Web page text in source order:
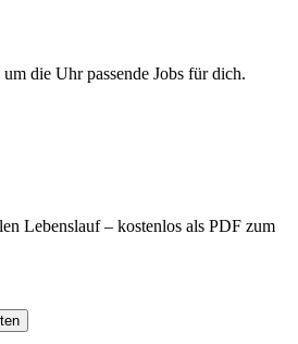
die Uhr passende Jobs für dich.
Lebenslauf – kostenlos als PDF zum